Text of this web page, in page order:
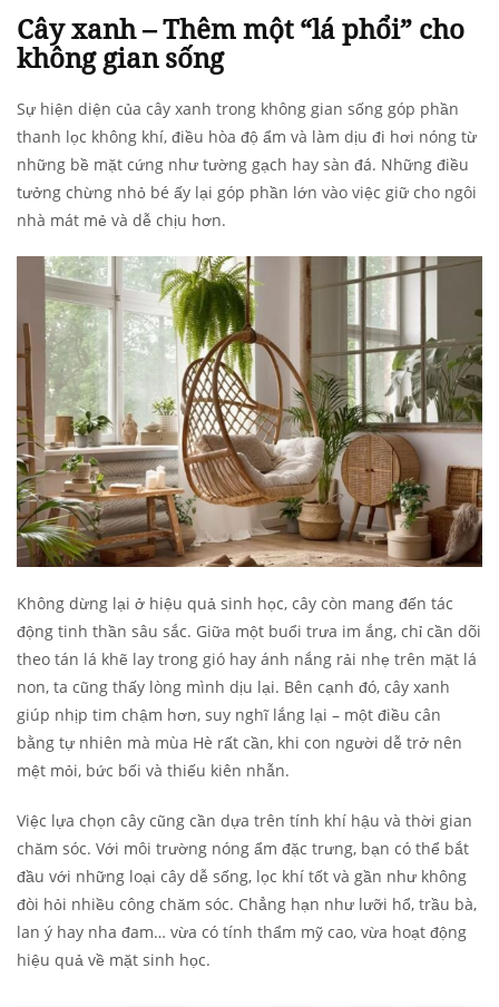
Cây xanh – Thêm một “lá phổi” cho
không gian sống
Sự hiện diện của cây xanh trong không gian sống góp phần
thanh lọc không khí, điều hòa độ ẩm và làm dịu đi hơi nóng từ
những bề mặt cứng như tường gạch hay sàn đá. Những điều
tưởng chừng nhỏ bé ấy lại góp phần lớn vào việc giữ cho ngôi
nhà mát mẻ và dễ chịu hơn.
Không dừng lại ở hiệu quả sinh học, cây còn mang đến tác
động tinh thần sâu sắc. Giữa một buổi trưa im ắng, chỉ cần dõi
theo tán lá khẽ lay trong gió hay ánh nắng rải nhẹ trên mặt lá
non, ta cũng thấy lòng mình dịu lại. Bên cạnh đó, cây xanh
giúp nhịp tim chậm hơn, suy nghĩ lắng lại – một điều cân
bằng tự nhiên mà mùa Hè rất cần, khi con người dễ trở nên
mệt mỏi, bức bối và thiếu kiên nhẫn.
Việc lựa chọn cây cũng cần dựa trên tính khí hậu và thời gian
chăm sóc. Với môi trường nóng ẩm đặc trưng, bạn có thể bắt
đầu với những loại cây dễ sống, lọc khí tốt và gần như không
đòi hỏi nhiều công chăm sóc. Chẳng hạn như lưỡi hổ, trầu bà,
lan ý hay nha đam… vừa có tính thẩm mỹ cao, vừa hoạt động
hiệu quả về mặt sinh học.